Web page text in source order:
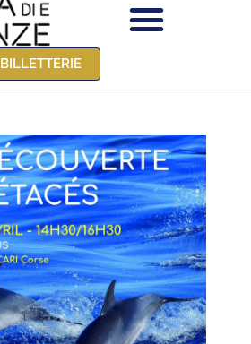
BILLETTERIE